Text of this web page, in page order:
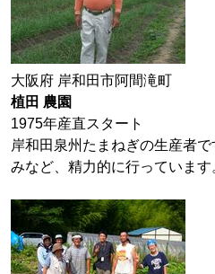
大阪府 岸和田市阿間滝町
植田 農園
1975年産直スタート
岸和田泉州たまねぎの生産者
みなど、精力的に行っています